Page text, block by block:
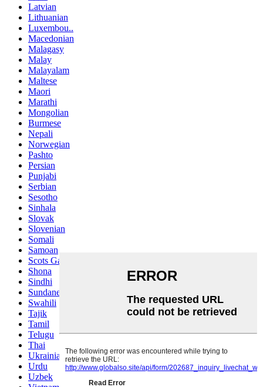
Latvian
Lithuanian
Luxembou..
Macedonian
Malagasy
Malay
Malayalam
Maltese
Maori
Marathi
Mongolian
Burmese
Nepali
Norwegian
Pashto
Persian
Punjabi
Serbian
Sesotho
Sinhala
Slovak
Slovenian
Somali
Samoan
Scots Gaelic
Shona
Sindhi
Sundanese
Swahili
Tajik
Tamil
Telugu
Thai
Ukrainian
Urdu
Uzbek